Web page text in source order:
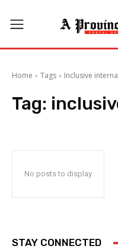
Home Tags Inclusive
Tag:
No posts to display
STAY CONNECTED